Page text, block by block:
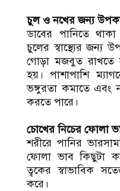
চুল ও নখের জন্য
ডাবের পানিতে
চুলের স্বাস্থ্যের জন্য
গোড়া মজবুত রাখতে
হয়। পাশাপাশি
ভঙ্গুরতা কমাতে এবং
করতে পারে।
চোখের নিচের ফোলা
শরীরে পানির
ফোলা ভাব কিছুটা
ত্বকের স্বাভাবিক
করে।